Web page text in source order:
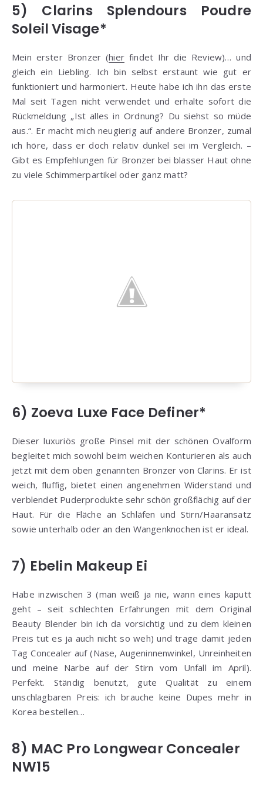
5) Clarins Splendours Poudre
Soleil Visage*
Mein erster Bronzer (hier findet Ihr die Review)… und
gleich ein Liebling. Ich bin selbst erstaunt wie gut er
funktioniert und harmoniert. Heute habe ich ihn das erste
Mal seit Tagen nicht verwendet und erhalte sofort die
Rückmeldung „Ist alles in Ordnung? Du siehst so müde
aus.“. Er macht mich neugierig auf andere Bronzer, zumal
ich höre, dass er doch relativ dunkel sei im Vergleich. –
Gibt es Empfehlungen für Bronzer bei blasser Haut ohne
zu viele Schimmerpartikel oder ganz matt?
6) Zoeva Luxe Face Definer*
Dieser luxuriös große Pinsel mit der schönen Ovalform
begleitet mich sowohl beim weichen Konturieren als auch
jetzt mit dem oben genannten Bronzer von Clarins. Er ist
weich, fluffig, bietet einen angenehmen Widerstand und
verblendet Puderprodukte sehr schön großflächig auf der
Haut. Für die Fläche an Schläfen und Stirn/Haaransatz
sowie unterhalb oder an den Wangenknochen ist er ideal.
7) Ebelin Makeup Ei
Habe inzwischen 3 (man weiß ja nie, wann eines kaputt
geht – seit schlechten Erfahrungen mit dem Original
Beauty Blender bin ich da vorsichtig und zu dem kleinen
Preis tut es ja auch nicht so weh) und trage damit jeden
Tag Concealer auf (Nase, Augeninnenwinkel, Unreinheiten
und meine Narbe auf der Stirn vom Unfall im April).
Perfekt. Ständig benutzt, gute Qualität zu einem
unschlagbaren Preis: ich brauche keine Dupes mehr in
Korea bestellen…
8) MAC Pro Longwear Concealer
NW15